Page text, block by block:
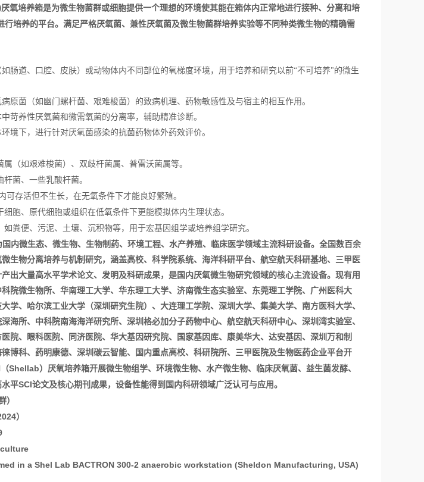
厌氧培养箱是为微生物菌群或细胞提供一个理想的环境使其能在箱体内正常地进行接种、分离和培
培养的平台。 满足严格厌氧菌、兼性厌氧菌及微生物菌群培养实验等不同种类微生物的精确需
肠道、口腔、皮肤）或动物体内不同部位的氧梯度环境，用于培养和研究以前“不可培养"的微生
原菌（如幽门螺杆菌、艰难梭菌）的致病机理、药物敏感性及与宿主的相互作用。
苛养性厌氧菌和微需氧菌的分离率，辅助精准诊断。
境下，进行针对厌氧菌感染的抗菌药物体外药效评价。
（如艰难梭菌）、双歧杆菌属、普雷沃菌属等。
菌、一些乳酸杆菌。
可存活但不生长，在无氧条件下才能良好繁殖。
胞、原代细胞或组织在低氧条件下更能模拟体内生理状态。
粪便、污泥、土壤、沉积物等，用于宏基因组学或培养组学研究。
国内微生态、微生物、生物制药、环境工程、水产养殖、临床医学领域主流科研设备。全国数百余
生物分离培养与机制研究，涵盖高校、科学院系统、海洋科研平台、航空航天科研基地、三甲医
出大量高水平学术论文、发明及科研成果，是国内厌氧微生物研究领域的核心主流设备。现有用
院微生物所、华南理工大学、华东理工大学、济南微生态实验室、东莞理工学院、广州医科大
学、哈尔滨工业大学（深圳研究生院）、大连理工学院、深圳大学、集美大学、南方医科大学、
海所、中科院南海海洋研究所、深圳格必加分子药物中心、航空航天科研中心、深圳湾实验室、
院、眼科医院、同济医院、华大基因研究院、国家基因库、康美华大、达安基因、深圳万和制
博科、药明康德、深圳碳云智能、国内重点高校、科研院所、三甲医院及生物医药企业平台开
（Shellab）厌氧培养箱开展微生物组学、环境微生物、水产微生物、临床厌氧菌、益生菌发酵、
水平SCI论文及核心期刊成果，设备性能得到国内科研领域广泛认可与应用。
）
）
in a Shel Lab BACTRON 300-2 anaerobic workstation (Sheldon Manufacturing, USA)